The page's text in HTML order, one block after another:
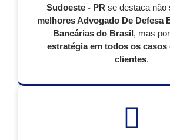
Sudoeste - PR se destaca não
melhores Advogado De Defesa
Bancárias do Brasil, mas
estratégia em todos os
clientes.